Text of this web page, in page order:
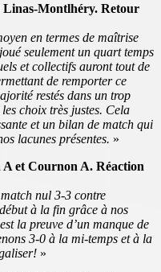
Linas-Montlhéry. Retour
en termes de maîtrise
seulement un quart temps
et collectifs auront tout de
de remporter ce
restés dans un trop
choix très justes. Cela
et un bilan de match qui
lacunes présentes. »
et Cournon A. Réaction
nul 3-3 contre
à la fin grâce à nos
la preuve d’un manque de
3-0 à la mi-temps et à la
»